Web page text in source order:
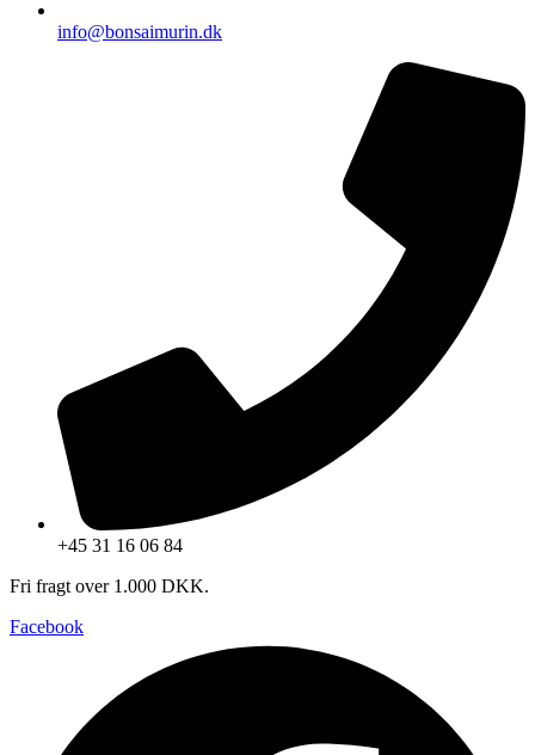
info@bonsaimurin.dk
+45 31 16 06 84
Fri fragt over 1.000 DKK.
Facebook